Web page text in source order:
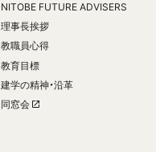
NITOBE FUTURE ADVISERS
理事長挨拶
教職員心得
教育目標
建学の精神・沿革
同窓会